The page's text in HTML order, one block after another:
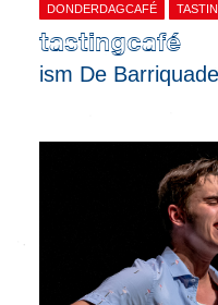
DONDERDAGCAFÉ
tastingcafé
ism De